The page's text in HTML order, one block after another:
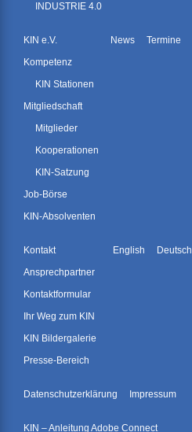
INDUSTRIE 4.0
KIN e.V.
Kompetenz
KIN Stationen
Mitgliedschaft
Mitglieder
Kooperationen
KIN-Satzung
Job-Börse
KIN-Absolventen
News Termine
Kontakt
Ansprechpartner
Kontaktformular
Ihr Weg zum KIN
KIN Bildergalerie
Presse-Bereich
English Deutsch
Datenschutzerklärung Impressum
KIN – Anleitung Adobe Connect